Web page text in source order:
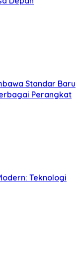
Standar Baru
Perangkat
Teknologi